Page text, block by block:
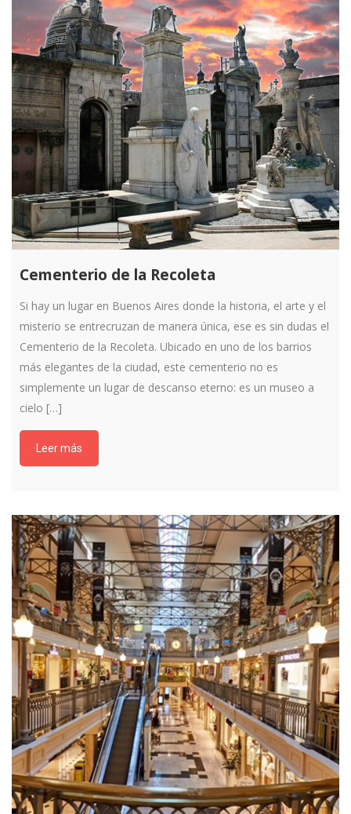
Cementerio de la Recoleta
Si hay un lugar en Buenos Aires donde la historia, el arte y el
misterio se entrecruzan de manera única, ese es sin dudas el
Cementerio de la Recoleta. Ubicado en uno de los barrios
más elegantes de la ciudad, este cementerio no es
simplemente un lugar de descanso eterno: es un museo a
cielo […]
Leer más